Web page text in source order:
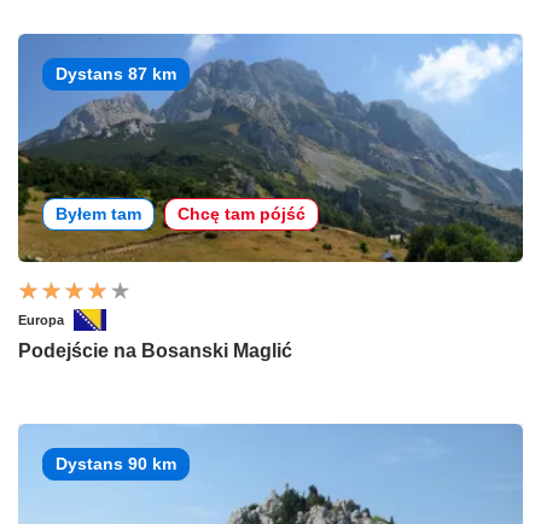
Dystans 87 km
Byłem tam Chcę tam pójść
Europa
Podejście na Bosanski Maglić
Dystans 90 km